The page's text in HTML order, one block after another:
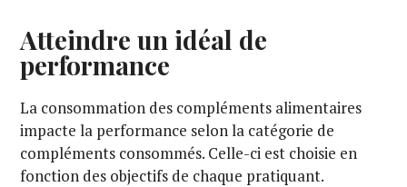
Atteindre un idéal de
performance
La consommation des compléments alimentaires
impacte la performance selon la catégorie de
compléments consommés. Celle-ci est choisie en
fonction des objectifs de chaque pratiquant.